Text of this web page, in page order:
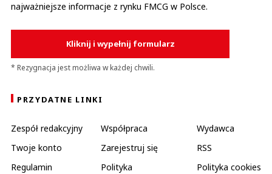
najważniejsze informacje z rynku FMCG w Polsce.
Kliknij i wypełnij formularz
* Rezygnacja jest możliwa w każdej chwili.
PRZYDATNE LINKI
Zespół redakcyjny Współpraca
Wydawca
Twoje konto
Zarejestruj się
RSS
Regulamin
Polityka
Polityka cookies